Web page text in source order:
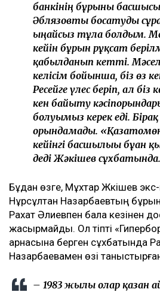
банкінің бұрынғы
Әблязовты босатуды
ыңғайсыз тұлға болдым.
кейін бұрын рұқсат
қабылданып кетті.
келісім бойынша, біз өз
Ресейге үлес беріп, ал
кен байыту
болуымыз керек еді. Бірақ
орындамады.
кейінгі басшылығы бұған
деді Жәкішев сұхбатында.
Бұдан өзге, Мұхтар Жәкішев
Нұрсұлтан Назарбаевтың
Рахат Әлиевпен бала кезінен
жасырмайды. Ол тіпті
арнасына берген сұхбатында
Назарбаевамен өзі
– 1983 жылы олар қазан